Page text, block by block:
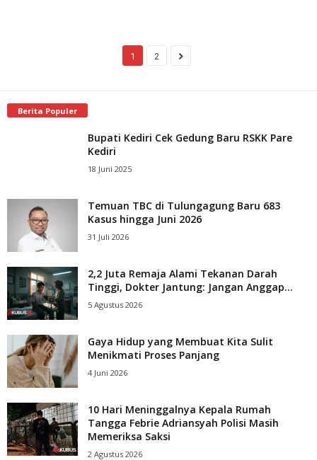
1 2
Berita Populer
Bupati Kediri Cek Gedung Baru RSKK Pare
Kediri
18 Juni 2025
Temuan TBC di Tulungagung Baru 683
Kasus hingga Juni 2026
31 Juli 2026
2,2 Juta Remaja Alami Tekanan Darah
Tinggi, Dokter Jantung: Jangan Anggap...
5 Agustus 2026
Gaya Hidup yang Membuat Kita Sulit
Menikmati Proses Panjang
4 Juni 2026
10 Hari Meninggalnya Kepala Rumah
Tangga Febrie Adriansyah Polisi Masih
Memeriksa Saksi
2 Agustus 2026